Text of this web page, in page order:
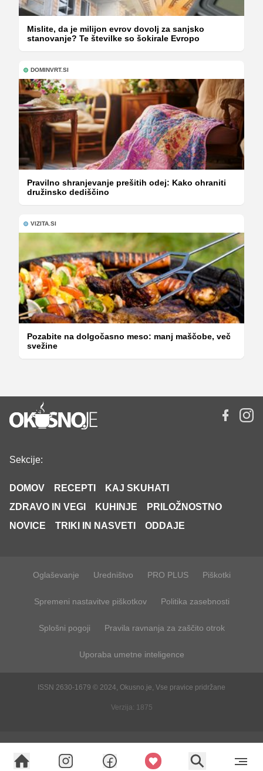
Mislite, da je milijon evrov dovolj za sanjsko
stanovanje? Te številke so šokirale Evropo
DOMINVRT.SI
Pravilno shranjevanje prešitih odej: Kako ohraniti
družinsko dediščino
VIZITA.SI
Pozabite na dolgočasno meso: manj maščobe, več
svežine
Sekcije:
DOMOV RECEPTI
KAJ SKUHATI
ZDRAVO IN VEGI
KUHINJE
PRILOŽNOSTNO
NOVICE
TRIKI IN NASVETI ODDAJE
Oglaševanje Uredništvo PRO PLUS Piškotki
Spremeni nastavitve piškotkov Politika zasebnosti
Splošni pogoji Pravila ravnanja za zaščito otrok
Uporaba umetne inteligence
ISSN 2630-1679 © 2024, Okusno.je, Vse pravice pridržane
Verzija: 1875